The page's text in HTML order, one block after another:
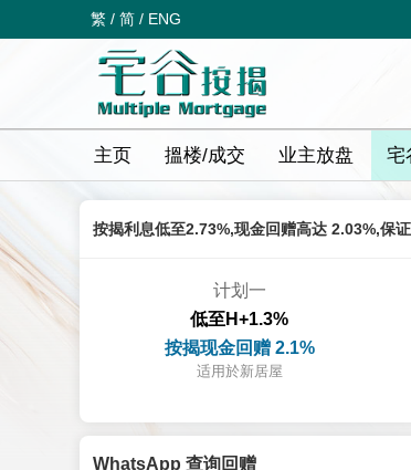
繁 / 简 / ENG
主页 搵楼/成交 业主放盘 宅
按揭利息低至2.73%,现金回赠高达 2.03%,保证
计划一
低至H+1.3%
按揭现金回赠 2.1%
适用於新居屋
WhatsApp 查询回赠